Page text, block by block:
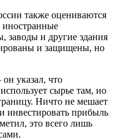
также оцениваются
иностранные
заводы и другие здания
и защищены, но
указал, что
сырье там, но
Ничто не мешает
инвестировать прибыль
это всего лишь